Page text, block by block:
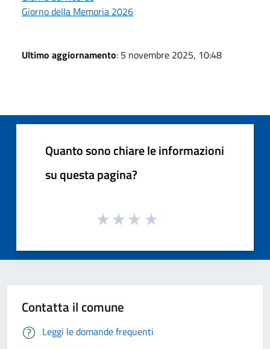
Giorno della Memoria 2026
Ultimo aggiornamento: 5 novembre 2025, 10:48
Quanto sono chiare le informazioni
su questa pagina?
Contatta il comune
Leggi le domande frequenti